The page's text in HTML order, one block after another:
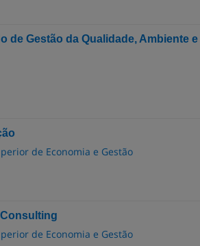
de Gestão da Qualidade, Ambiente e
de Economia e Gestão
de Economia e Gestão